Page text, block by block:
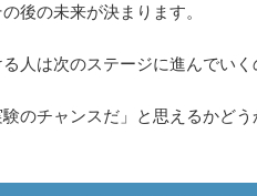
後の未来が決まります。
人は次のステージに進んでいく
のチャンスだ」と思えるかど